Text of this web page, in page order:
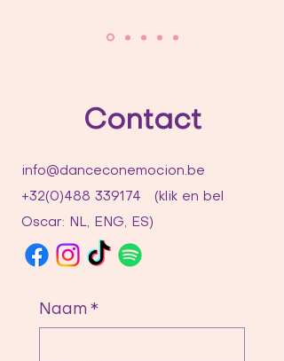
Contact
info@danceconemocion.be
+32(0)488 339174 (klik en bel
Oscar: NL, ENG, ES)
Naam *